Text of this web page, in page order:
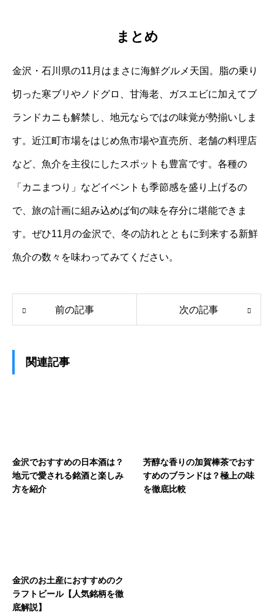
まとめ
金沢・石川県の11月はまさに海鮮グルメ天国。脂の乗り
切った寒ブリやノドグロ、甘海老、ガスエビに加えてブ
ランドカニも解禁し、地元ならではの味覚が勢揃いしま
す。近江町市場をはじめ魚市場や直売所、老舗の料理店
など、魚介を主役にしたスポットも豊富です。各種の
「カニまつり」などイベントも季節感を盛り上げるの
で、旅の計画に組み込めば旬の味を存分に堪能できま
す。ぜひ11月の金沢で、冬の訪れとともに到来する新鮮
魚介の数々を味わってみてください。
前の記事 次の記事
関連記事
金沢でおすすめの日本酒は？
地元で愛される銘酒と楽しみ
方を紹介
芳醇な香りの加賀棒茶でおす
すめのブランドは？極上の味
を徹底比較
金沢のお土産におすすめのク
ラフトビール【人気銘柄を徹
底解説】